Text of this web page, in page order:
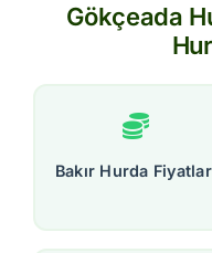
Gökçeada
Bakır Hurda